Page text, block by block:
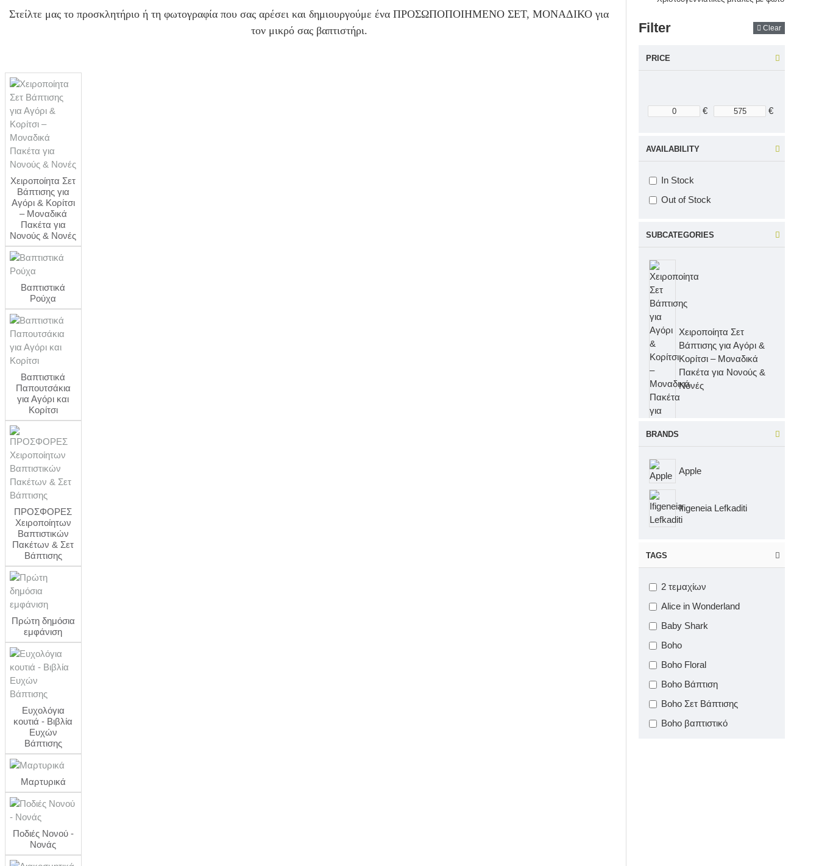
Στείλτε μας το προσκλητήριο ή τη φωτογραφία που σας αρέσει και δημιουργούμε ένα ΠΡΟΣΩΠΟΠΟΙΗΜΕΝΟ ΣΕΤ, ΜΟΝΑΔΙΚΟ για
τον μικρό σας βαπτιστήρι.
Χειροποίητα Σετ
Βάπτισης για
Αγόρι & Κορίτσι
– Μοναδικά
Πακέτα για
Νονούς & Νονές
Βαπτιστικά
Ρούχα
Βαπτιστικά
Παπουτσάκια
για Αγόρι και
Κορίτσι
ΠΡΟΣΦΟΡΕΣ
Χειροποίητων
Βαπτιστικών
Πακέτων & Σετ
Βάπτισης
Πρώτη δημόσια
εμφάνιση
Ευχολόγια
κουτιά - Βιβλία
Ευχών
Βάπτισης
Μαρτυρικά
Ποδιές Νονού -
Νονάς
Filter Clear
PRICE
€ €
SUBCATEGORIES
Χειροποίητα Σετ
Βάπτισης για Αγόρι &
Κορίτσι – Μοναδικά
Πακέτα για Νονούς &
Νονές
Αγόρι και Κορίτσι
ΠΡΟΣΦΟΡΕΣ
Χειροποίητων
& Σετ Βάπτισης
Πρώτη δημόσια
BRANDS
Apple
Ifigeneia Lefkaditi
TAGS
2 τεμαχίων
Alice in Wonderland
Baby Shark
Boho
Boho Floral
Boho Βάπτιση
Boho Σετ Βάπτισης
Boho βαπτιστικό
AVAILABILITY
In Stock
Out of Stock